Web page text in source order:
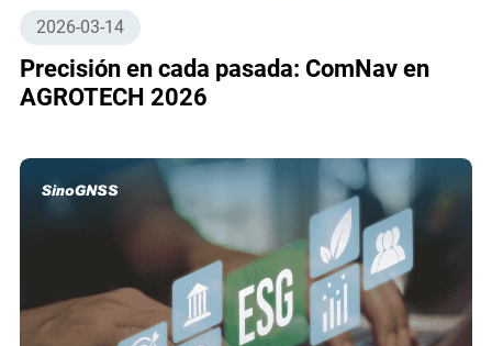
2026-03-14
Precisión en cada pasada: ComNav en
AGROTECH 2026